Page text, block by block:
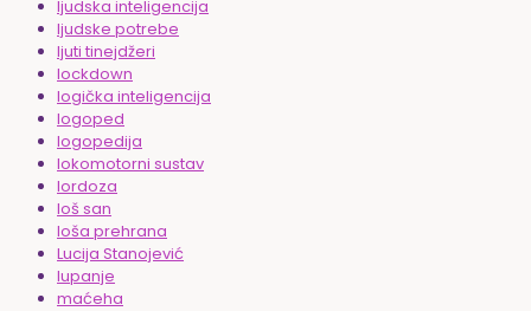
ljudska inteligencija
ljudske potrebe
ljuti tinejdžeri
lockdown
logička inteligencija
logoped
logopedija
lokomotorni sustav
lordoza
loš san
loša prehrana
Lucija Stanojević
lupanje
maćeha